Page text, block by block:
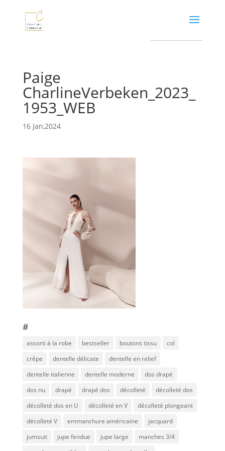
Paige
CharlineVerbeken_2023_
1953_WEB
16 Jan,2024
#
assorti à la robe bestseller boutons tissu
col
crêpe
dentelle délicate
dentelle en relief
dentelle italienne
dentelle moderne
dos drapé
dos nu
drapé drapé dos décolleté
décolleté dos
décolleté dos en U
décolleté en V
décolleté plongeant
décolleté V
emmanchure américaine
jacquard
jumsuit
jupe fendue jupe large
manches 3/4